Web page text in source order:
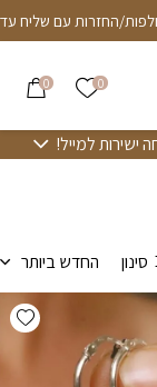
רכישה
0 הרשימה
0
סינון החדש ביותר